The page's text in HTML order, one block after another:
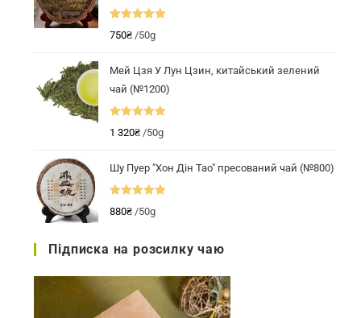
Оцінено в
750₴ /50g
Мей Цзя У Лун Цзин, китайський зелений
чай (№1200)
Оцінено в
1 320₴ /50g
Шу Пуер "Хон Дін Тао" пресований чай (№800)
Оцінено в
880₴ /50g
Підписка на розсилку чаю